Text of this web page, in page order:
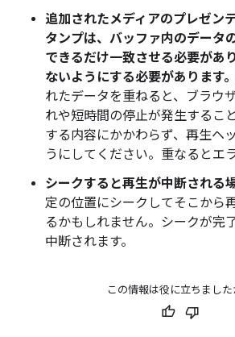
追加されたメディアのプレゼン
タンプは、バッファ内のデータ
できるだけ一致させる必要があ
ないようにする必要があります。
れたデータを重ねると、ブラウ
れや短時間の停止が発生するこ
する内容にかかわらず、再生ヘ
うにしてください。重なるとエ
シークすると再生が中断される
定の位置にシークしてそこから
るかもしれません。シークが完
中断されます。
この情報は役に立ちました